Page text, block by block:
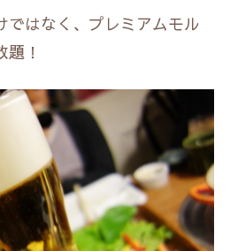
ではなく、プレミアムモル
！